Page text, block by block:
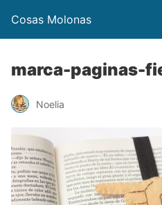
Cosas Molonas
marca-paginas-
Noelia